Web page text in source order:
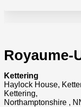
Royaume-
Kettering
Haylock House,
Kettering,
Northamptonshire ,